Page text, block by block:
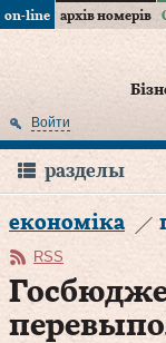
on-line архів номерів
Войти
разделы
економіка
RSS